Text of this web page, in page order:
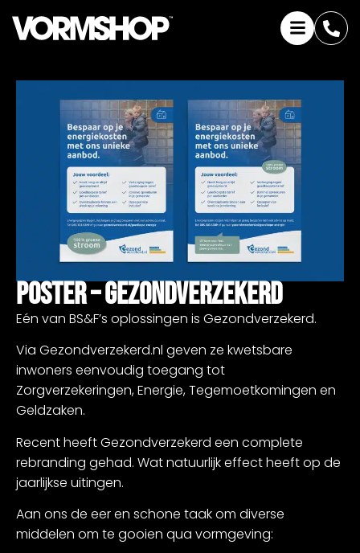
Poster – Gezondverzekerd
Eén van BS&F’s oplossingen is Gezondverzekerd.
Via Gezondverzekerd.nl geven ze kwetsbare
inwoners eenvoudig toegang tot
Zorgverzekeringen, Energie, Tegemoetkomingen en
Geldzaken.
Recent heeft Gezondverzekerd een complete
rebranding gehad. Wat natuurlijk effect heeft op de
jaarlijkse uitingen.
Aan ons de eer en schone taak om diverse
middelen om te gooien qua vormgeving: